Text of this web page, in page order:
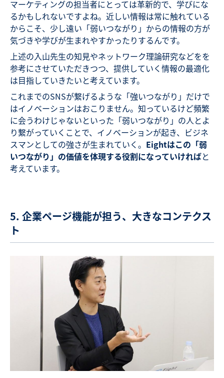
マーケティングの担当者にとっては革新的で、学びにな
るかもしれないですよね。近しい情報は常に触れている
からこそ、少し遠い「弱いつながり」からの情報の方が
気づきや学びが生まれやすかったりするんです。
上述の入山先生の知見やネットワーク理論研究などをを
参考にさせていただきつつ、提供していく情報の最適化
は目指していきたいと考えています。
これまでのSNSが繋げるような「強いつながり」だけで
はイノベーションはおこりません。知っているけど頻繁
に会うわけじゃないといった「弱いつながり」の人とよ
り繋がっていくことで、イノベーションが起き、ビジネ
スマンとしての強さが生まれていく。 Eightはこの「弱
いつながり」の価値を体現する役割になっていければと
考えています。
5. 企業ページ機能が担う、大きなコンテクス
ト